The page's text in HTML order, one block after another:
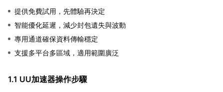
提供免費試用，先體驗再決定
智能優化延遲，減少封包遺失與波動
專用通道確保資料傳輸穩定
支援多平台多區域，適用範圍廣泛
1.1 UU加速器操作步驟